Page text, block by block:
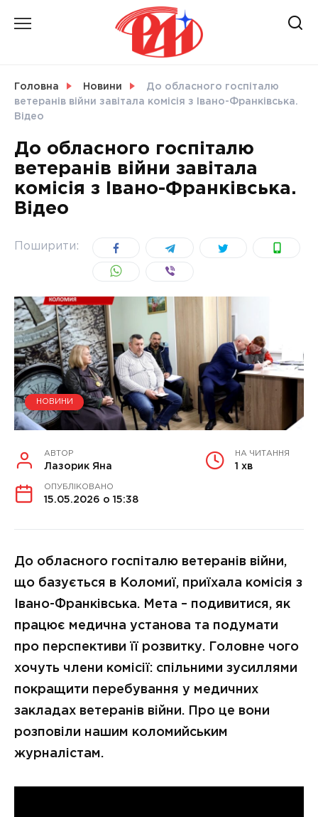
СВІТ
УКРАЇНА
Головна Новини
До обласного госпіталю
ветеранів війни завітала комісія з Івано-Франківська.
Відео
До обласного госпіталю
ветеранів війни завітала
комісія з Івано-Франківська.
Відео
Поширити:
НОВИНИ
АВТОР
Лазорик Яна
НА ЧИТАННЯ
1 хв
ОПУБЛІКОВАНО
15.05.2026 о 15:38
До обласного госпіталю ветеранів війни,
що базується в Коломиї, приїхала комісія з
Івано-Франківська. Мета – подивитися, як
працює медична установа та подумати
про перспективи її розвитку. Головне чого
хочуть члени комісії: спільними зусиллями
покращити перебування у медичних
закладах ветеранів війни. Про це вони
розповіли нашим коломийським
журналістам.